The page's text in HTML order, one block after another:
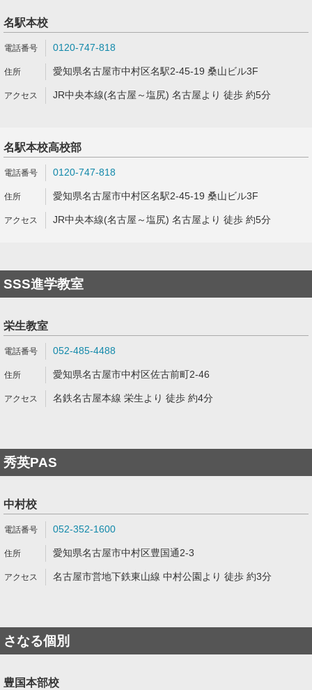
名駅本校
0120-747-818
愛知県名古屋市中村区名駅2-45-19 桑山ビル3F
JR中央本線(名古屋～塩尻) 名古屋より 徒歩 約5分
名駅本校高校部
0120-747-818
愛知県名古屋市中村区名駅2-45-19 桑山ビル3F
JR中央本線(名古屋～塩尻) 名古屋より 徒歩 約5分
SSS進学教室
栄生教室
052-485-4488
愛知県名古屋市中村区佐古前町2-46
名鉄名古屋本線 栄生より 徒歩 約4分
秀英PAS
中村校
052-352-1600
愛知県名古屋市中村区豊国通2-3
名古屋市営地下鉄東山線 中村公園より 徒歩 約3分
さなる個別
豊国本部校